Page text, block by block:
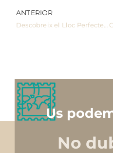
ANTERIOR
Descobreix el Lloc Perfecte per a Anomenar Llar a Barcelona i els seus voltants
Us
No